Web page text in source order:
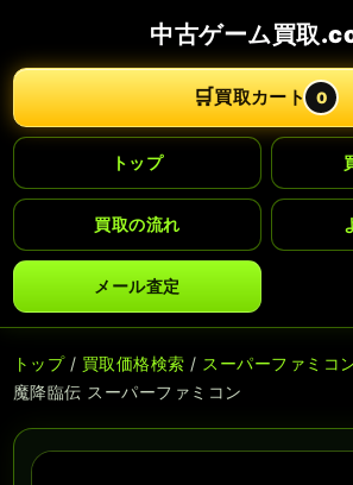
中古ゲーム買取
🛒買取カート 0
トップ
買取の流れ
メール査定
トップ/ 買取価格検索 / スーパーファミコ
魔降臨伝 スーパーファミコン